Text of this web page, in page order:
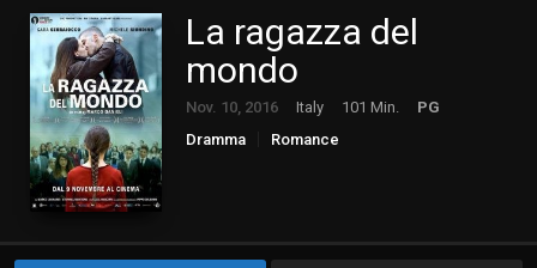
La ragazza del
mondo
Nov. 10, 2016 Italy 101 Min.
PG
Dramma
Romance